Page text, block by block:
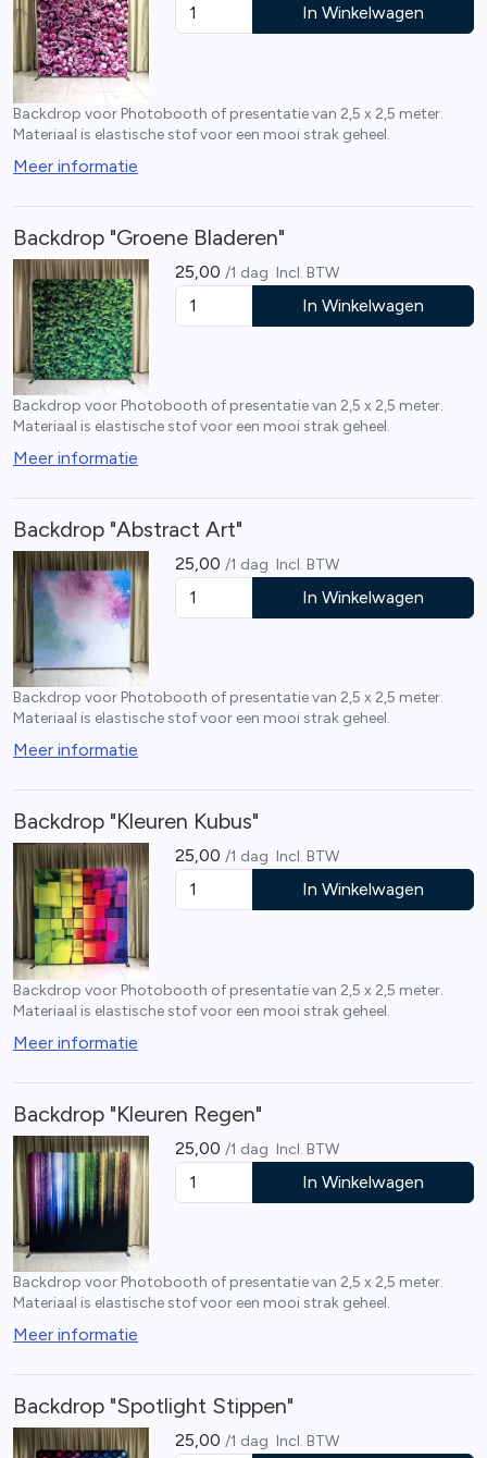
In Winkelwagen
Backdrop voor Photobooth of presentatie van 2,5 x 2,5 meter.
Materiaal is elastische stof voor een mooi strak geheel.
Meer informatie
Backdrop "Groene Bladeren"
25,00 /1 dag Incl. BTW
In Winkelwagen
Backdrop voor Photobooth of presentatie van 2,5 x 2,5 meter.
Materiaal is elastische stof voor een mooi strak geheel.
Meer informatie
Backdrop "Abstract Art"
25,00 /1 dag Incl. BTW
In Winkelwagen
Backdrop voor Photobooth of presentatie van 2,5 x 2,5 meter.
Materiaal is elastische stof voor een mooi strak geheel.
Meer informatie
Backdrop "Kleuren Kubus"
25,00 /1 dag Incl. BTW
In Winkelwagen
Backdrop voor Photobooth of presentatie van 2,5 x 2,5 meter.
Materiaal is elastische stof voor een mooi strak geheel.
Meer informatie
Backdrop "Kleuren Regen"
25,00 /1 dag Incl. BTW
In Winkelwagen
Backdrop voor Photobooth of presentatie van 2,5 x 2,5 meter.
Materiaal is elastische stof voor een mooi strak geheel.
Meer informatie
Backdrop "Spotlight Stippen"
25,00 /1 dag Incl. BTW